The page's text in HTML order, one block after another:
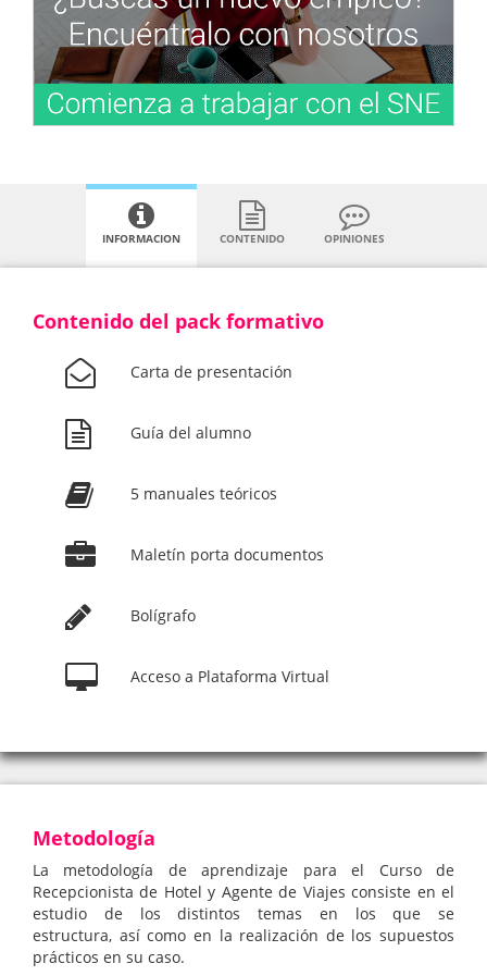
INFORMACION CONTENIDO OPINIONES
Contenido del pack formativo
Carta de presentación
Guía del alumno
5 manuales teóricos
Maletín porta documentos
Bolígrafo
Acceso a Plataforma Virtual
Metodología
La metodología de aprendizaje para el Curso de
Recepcionista de Hotel y Agente de Viajes consiste en el
estudio de los distintos temas en los que se
estructura, así como en la realización de los supuestos
prácticos en su caso.